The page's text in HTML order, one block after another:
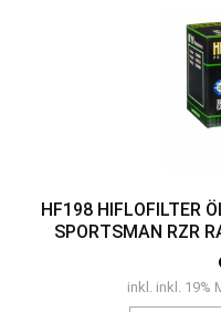
HF198 HIFLOFILTER
SPORTSMAN RZR
inkl. inkl. 19%